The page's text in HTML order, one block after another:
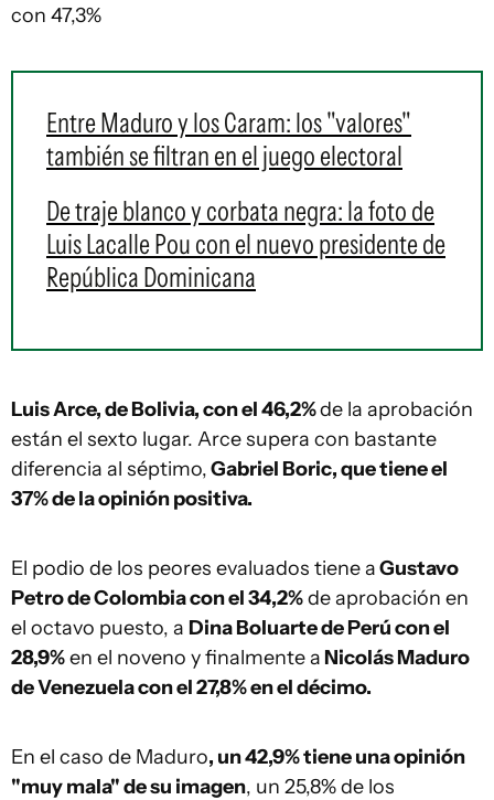
con 47,3%
Entre Maduro y los Caram: los "valores"
también se filtran en el juego electoral
De traje blanco y corbata negra: la foto de
Luis Lacalle Pou con el nuevo presidente de
República Dominicana
Luis Arce, de Bolivia, con el 46,2%de la aprobación
están el sexto lugar. Arce supera con bastante
diferencia al séptimo,Gabriel Boric, que tiene el
37% de la opinión positiva.
El podio de los peores evaluados tiene aGustavo
Petro de Colombia con el 34,2%de aprobación en
el octavo puesto, a Dina Boluarte de Perú con el
28,9%en el noveno y finalmente a Nicolás Maduro
de Venezuela con el 27,8% en el décimo.
En el caso de Maduro, un 42,9% tiene una opinión
"muy mala" de su imagen, un 25,8% de los